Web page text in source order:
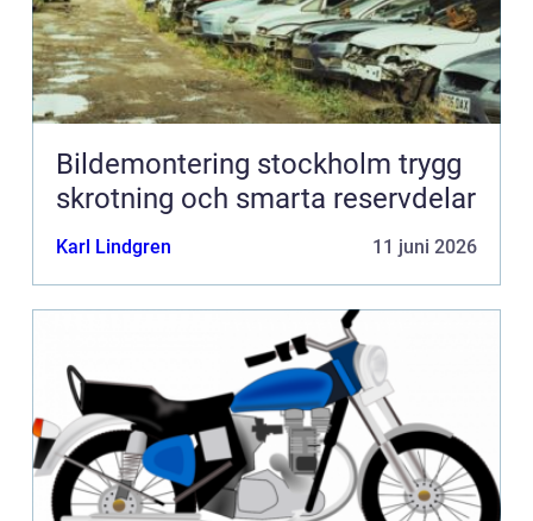
Bildemontering stockholm trygg
skrotning och smarta reservdelar
Karl Lindgren 11 juni 2026